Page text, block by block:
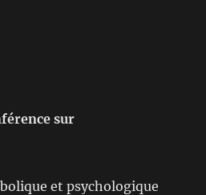
sur
et psychologique